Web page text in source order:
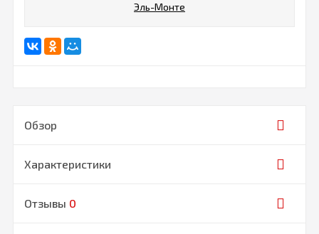
Эль-Монте
Обзор
Характеристики
Отзывы 0